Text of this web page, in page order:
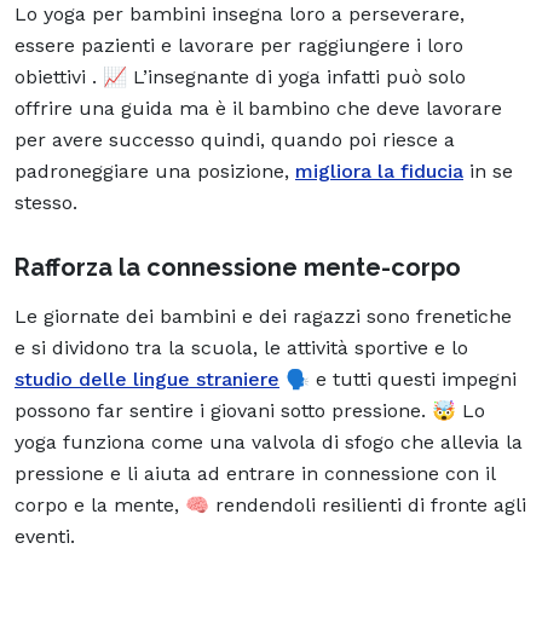
Lo yoga per bambini insegna loro a perseverare,
essere pazienti e lavorare per raggiungere i loro
obiettivi . 📈 L’insegnante di yoga infatti può solo
offrire una guida ma è il bambino che deve lavorare
per avere successo quindi, quando poi riesce a
padroneggiare una posizione, migliora la fiducia in se
stesso.
Rafforza la connessione mente-corpo
Le giornate dei bambini e dei ragazzi sono frenetiche
e si dividono tra la scuola, le attività sportive e lo
studio delle lingue straniere 🗣️ e tutti questi impegni
possono far sentire i giovani sotto pressione. 🤯 Lo
yoga funziona come una valvola di sfogo che allevia la
pressione e li aiuta ad entrare in connessione con il
corpo e la mente, 🧠 rendendoli resilienti di fronte agli
eventi.